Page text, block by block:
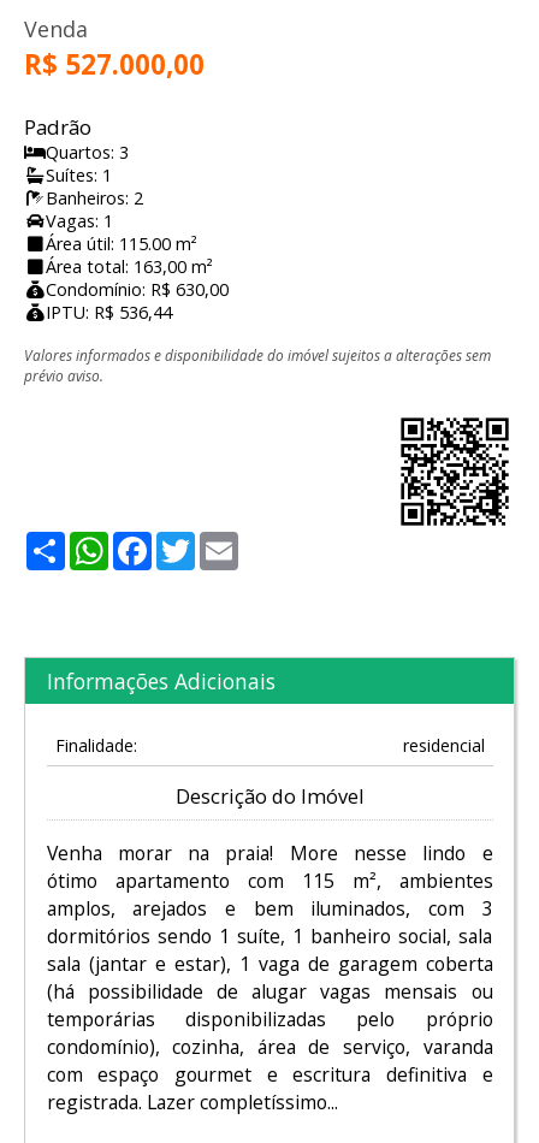
Venda
R$ 527.000,00
Padrão
Quartos: 3
Suítes: 1
Banheiros: 2
Vagas: 1
Área útil: 115.00 m²
Área total: 163,00 m²
Condomínio: R$ 630,00
IPTU: R$ 536,44
Valores informados e disponibilidade do imóvel sujeitos a alterações sem
prévio aviso.
ShareWhatsApp
Facebook
Twitter
Informações Adicionais
Finalidade: residencial
Descrição do Imóvel
Venha morar na praia! More nesse lindo e
ótimo apartamento com 115 m², ambientes
amplos, arejados e bem iluminados, com 3
dormitórios sendo 1 suíte, 1 banheiro social, sala
sala (jantar e estar), 1 vaga de garagem coberta
(há possibilidade de alugar vagas mensais ou
temporárias disponibilizadas pelo próprio
condomínio), cozinha, área de serviço, varanda
com espaço gourmet e escritura definitiva e
registrada. Lazer completíssimo...